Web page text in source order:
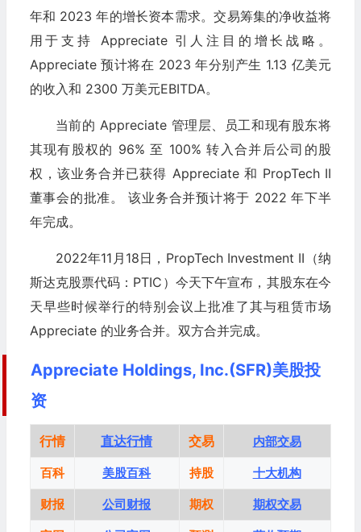
年和 2023 年的增长资本需求。交易筹集的净收益将
用于支持 Appreciate 引人注目的增长战略。
Appreciate 预计将在 2023 年分别产生 1.13 亿美元
的收入和 2300 万美元EBITDA。
当前的 Appreciate 管理层、员工和现有股东将
其现有股权的 96% 至 100% 转入合并后公司的股
权，该业务合并已获得 Appreciate 和 PropTech II
董事会的批准。 该业务合并预计将于 2022 年下半
年完成。
2022年11月18日，PropTech Investment II（纳
斯达克股票代码：PTIC）今天下午宣布，其股东在今
天早些时候举行的特别会议上批准了其与租赁市场
Appreciate 的业务合并。双方合并完成。
Appreciate Holdings, Inc.(SFR)美股投
资
行情 直达行情 交易 内部交易
百科 美股百科 持股 十大机构
财报 公司财报 期权 期权交易